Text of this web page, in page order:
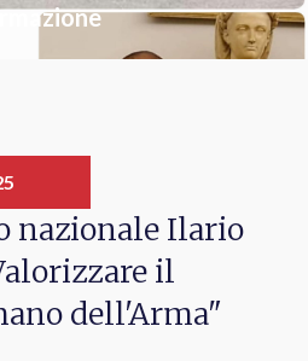
nazionale Ilario
il
dell'Arma"